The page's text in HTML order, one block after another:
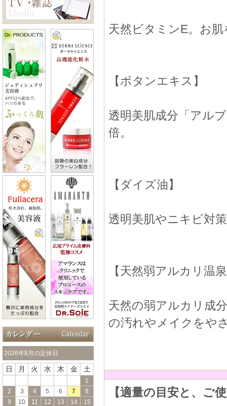
2026年8月の定休日
日 月 火 水 木 金 土
1
2
3 4 5 6 7
8
9
10 11 12 13 14
15
天然ビタミンE。お
【ボタンエキス】
透明美肌成分「アル
倍。
【ダイズ油】
透明美肌やニキビ対
【天然弱アルカリ温
天然の弱アルカリ成
の汚れやメイクをや
【適量の目安と、ご